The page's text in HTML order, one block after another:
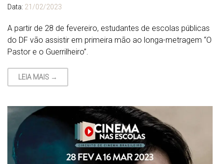
Data: 21/02/2023
A partir de 28 de fevereiro, estudantes de escolas públicas
do DF vão assistir em primeira mão ao longa-metragem “O
Pastor e o Guerrilheiro”.
LEIA MAIS →